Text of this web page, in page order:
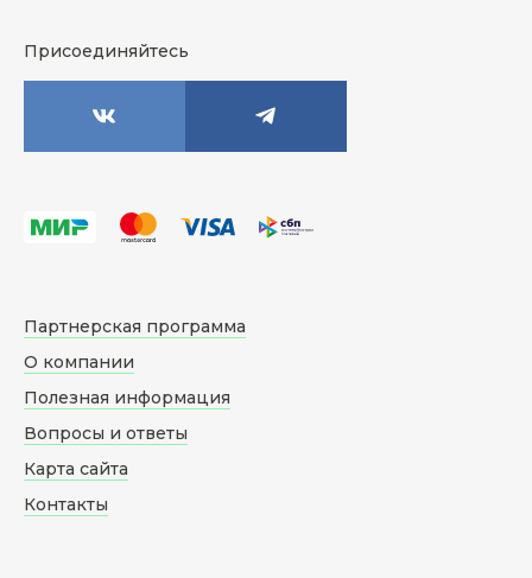
Присоединяйтесь
Партнерская программа
О компании
Полезная информация
Вопросы и ответы
Карта сайта
Контакты